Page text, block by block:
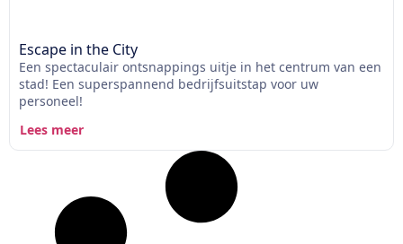
Escape in the City
Een spectaculair ontsnappings uitje in het centrum van een
stad! Een superspannend bedrijfsuitstap voor uw
personeel!
Lees meer